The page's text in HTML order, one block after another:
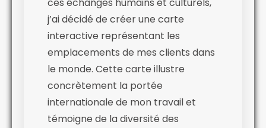
ces échanges humains et culturels,
j’ai décidé de créer une carte
interactive représentant les
emplacements de mes clients dans
le monde. Cette carte illustre
concrètement la portée
internationale de mon travail et
témoigne de la diversité des